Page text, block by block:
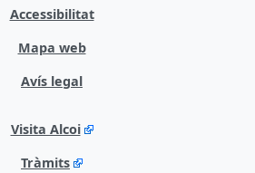
Accessibilitat
Mapa web
Avís legal
Visita Alcoi
Tràmits